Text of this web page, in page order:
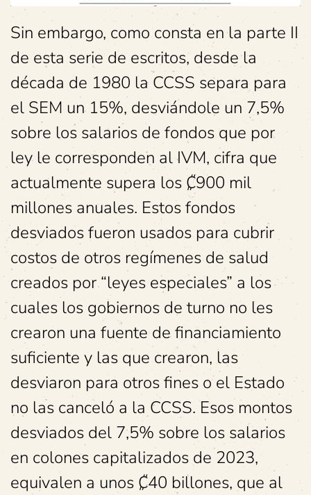
Sin embargo, como consta en la parte II
de esta serie de escritos, desde la
década de 1980 la CCSS separa para
el SEM un 15%, desviándole un 7,5%
sobre los salarios de fondos que por
ley le corresponden al IVM, cifra que
actualmente supera los ₡900 mil
millones anuales. Estos fondos
desviados fueron usados para cubrir
costos de otros regímenes de salud
creados por “leyes especiales” a los
cuales los gobiernos de turno no les
crearon una fuente de financiamiento
suficiente y las que crearon, las
desviaron para otros fines o el Estado
no las canceló a la CCSS. Esos montos
desviados del 7,5% sobre los salarios
en colones capitalizados de 2023,
equivalen a unos ₡40 billones, que al